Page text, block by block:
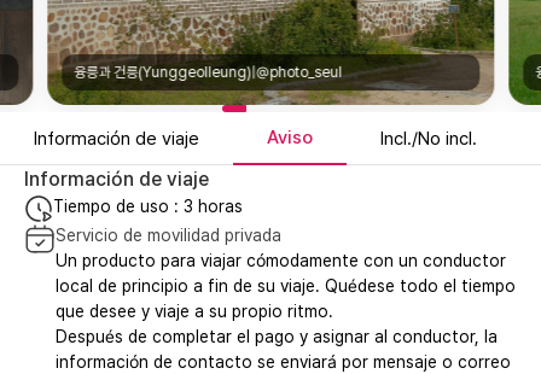
융릉과 건릉(Yunggeolleung)|@photo_seul
Información de viaje Aviso Incl./No incl.
Información de viaje
Tiempo de uso : 3 horas
Servicio de movilidad privada
Un producto para viajar cómodamente con un conductor
local de principio a fin de su viaje. Quédese todo el tiempo
que desee y viaje a su propio ritmo.
Después de completar el pago y asignar al conductor, la
información de contacto se enviará por mensaje o correo